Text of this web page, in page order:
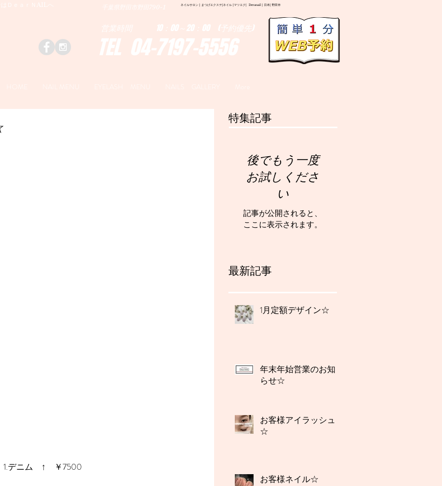
はＤｅａｒＮAILへ ネイルサロン | まつげエクステ|ネイル |マツエク| Deranail | 日本| 野田市
千葉県野田市野田790-1
TEL 04-7197-5556
営業時間 10：00～20：00 (予約優先)
￥7500
特集記事
後でもう一度
お試しくださ
い
記事が公開されると、
ここに表示されます。
最新記事
1月定額デザイン☆
年末年始営業のお知
らせ☆
お客様アイラッシュ
☆
お客様ネイル☆